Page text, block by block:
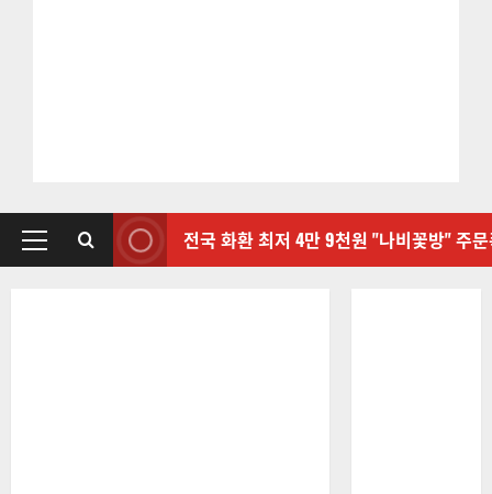
기
전국 화환 최저 4만 9천원 "나비꽃방" 주